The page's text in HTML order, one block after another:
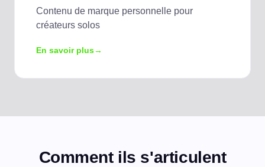
Contenu de marque personnelle pour
créateurs solos
En savoir plus
Comment ils s'articulent